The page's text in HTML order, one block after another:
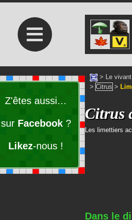
≡
Z'êtes aussi…
sur Facebook?
Likez-nous !
> Le vivant
> Citrus >
Citrus
Les limettiers
Dans le